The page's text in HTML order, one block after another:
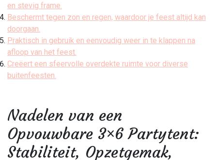
en stevig frame.
Beschermt tegen zon en regen, waardoor je feest altijd kan
doorgaan.
Praktisch in gebruik en eenvoudig weer in te klappen na
afloop van het feest.
Creëert een sfeervolle overdekte ruimte voor diverse
buitenfeesten.
Nadelen van een
Opvouwbare 3×6 Partytent:
Stabiliteit, Opzetgemak,